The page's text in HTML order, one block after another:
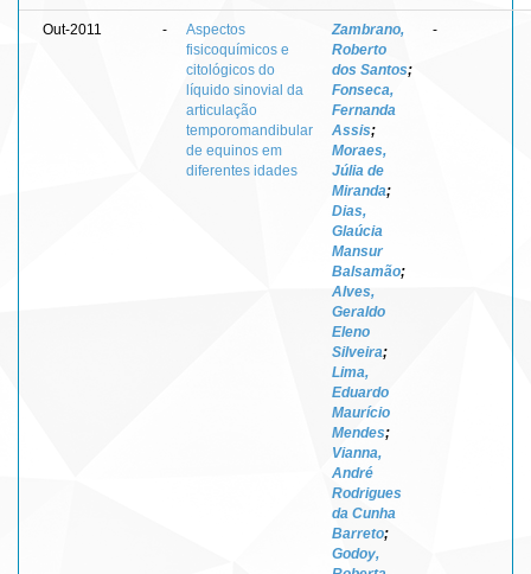
Out-2011 -
Aspectos
fisicoquímicos e
citológicos do
líquido sinovial da
articulação
temporomandibular
de equinos em
diferentes idades
Zambrano,
Roberto
dos Santos;
Fonseca,
Fernanda
Assis;
Moraes,
Júlia de
Miranda;
Dias,
Glaúcia
Mansur
Balsamão;
Alves,
Geraldo
Eleno
Silveira;
Lima,
Eduardo
Maurício
Mendes;
Vianna,
André
Rodrigues
da Cunha
Barreto;
Godoy,
-